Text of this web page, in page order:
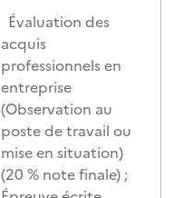
Évaluation des
acquis
professionnels en
entreprise
(Observation au
poste de travail ou
mise en situation)
(20 % note finale) ;